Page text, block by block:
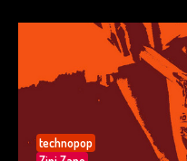
technopop